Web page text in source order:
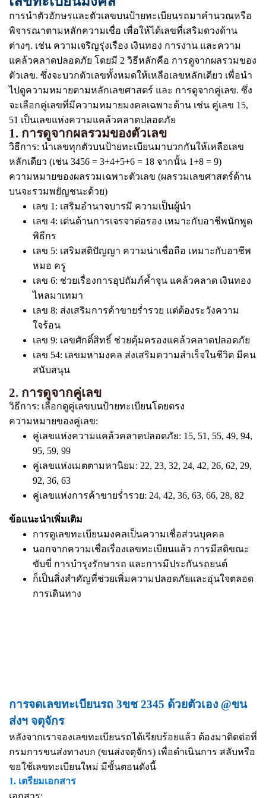
การนำตัวอักษรและตัวเลขบนป้ายทะเบียนรถมาคำนวณหรือ
พิจารณาตามหลักความเชื่อ เพื่อให้ได้เลขที่เสริมดวงด้าน
ต่างๆ. เช่น ความเจริญรุ่งเรือง เงินทอง การงาน และความ
แคล้วคลาดปลอดภัย โดยมี 2 วิธีหลักคือ การดูจากผลรวมของ
ตัวเลข. ซึ่งจะบวกตัวเลขทั้งหมดให้เหลือเลขหลักเดียว เพื่อนำ
ไปดูความหมายตามหลักเลขศาสตร์ และ การดูจากคู่เลข. ซึ่ง
จะเลือกคู่เลขที่มีความหมายมงคลเฉพาะด้าน เช่น คู่เลข 15,
51 เป็นเลขแห่งความแคล้วคลาดปลอดภัย
1. การดูจากผลรวมของตัวเลข
วิธีการ: นำเลขทุกตัวบนป้ายทะเบียนมาบวกกันให้เหลือเลข
หลักเดียว (เช่น 3456 = 3+4+5+6 = 18 จากนั้น 1+8 = 9)
ความหมายของผลรวมเฉพาะตัวเลข (ผลรวมเลขศาสตร์ด้าน
บนจะรวมพยัญชนะด้วย)
เลข 1: เสริมอำนาจบารมี ความเป็นผู้นำ
เลข 4: เด่นด้านการเจรจาต่อรอง เหมาะกับอาชีพนักพูด
พิธีกร
เลข 5: เสริมสติปัญญา ความน่าเชื่อถือ เหมาะกับอาชีพ
หมอ ครู
เลข 6: ช่วยเรื่องการอุปถัมภ์ค้ำจุน แคล้วคลาด เงินทอง
ไหลมาเทมา
เลข 8: ส่งเสริมการค้าขายร่ำรวย แต่ต้องระวังความ
ใจร้อน
เลข 9: เลขศักดิ์สิทธิ์ ช่วยคุ้มครองแคล้วคลาดปลอดภัย
เลข 54: เลขมหามงคล ส่งเสริมความสำเร็จในชีวิต มีคน
สนับสนุน
2. การดูจากคู่เลข
วิธีการ: เลือกดูคู่เลขบนป้ายทะเบียนโดยตรง
ความหมายของคู่เลข:
คู่เลขแห่งความแคล้วคลาดปลอดภัย: 15, 51, 55, 49, 94,
95, 59, 99
คู่เลขแห่งเมตตามหานิยม: 22, 23, 32, 24, 42, 26, 62, 29,
92, 36, 63
คู่เลขแห่งการค้าขายร่ำรวย: 24, 42, 36, 63, 66, 28, 82
ข้อแนะนำเพิ่มเติม
การดูเลขทะเบียนมงคลเป็นความเชื่อส่วนบุคคล
นอกจากความเชื่อเรื่องเลขทะเบียนแล้ว การมีสติขณะ
ขับขี่ การบำรุงรักษารถ และการมีประกันรถยนต์
ก็เป็นสิ่งสำคัญที่ช่วยเพิ่มความปลอดภัยและอุ่นใจตลอด
การเดินทาง
การจดเลขทะเบียนรถ 3ขช 2345 ด้วยตัวเอง @ขน
ส่งฯ จตุจักร
หลังจากเราจองเลขทะเบียนรถได้เรียบร้อยแล้ว ต้องมาติดต่อที่
กรมการขนส่งทางบก (ขนส่งจตุจักร) เพื่อดำเนินการ สลับหรือ
ขอใช้เลขทะเบียนใหม่ มีขั้นตอนดังนี้
1. เตรียมเอกสาร
เอกสาร: